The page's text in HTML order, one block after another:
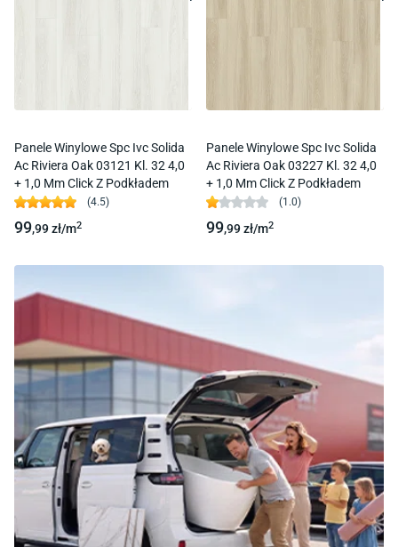
Panele Winylowe Spc Ivc Solida
Ac Riviera Oak 03121 Kl. 32 4,0
+ 1,0 Mm Click Z Podkładem
(4.5)
99,99zł/m2
Panele Winylowe Spc Ivc Solida
Ac Riviera Oak 03227 Kl. 32 4,0
+ 1,0 Mm Click Z Podkładem
(1.0)
99,99zł/m2